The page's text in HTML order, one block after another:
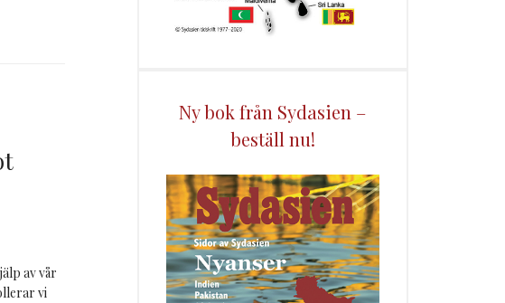
av vår
vi
Ny bok från Sydasien –
beställ nu!